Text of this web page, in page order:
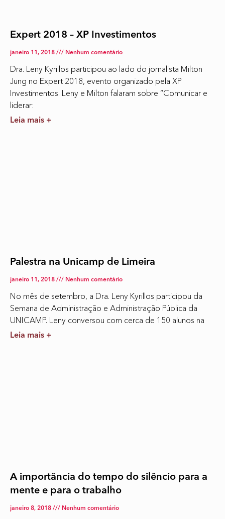
Expert 2018 – XP Investimentos
janeiro 11, 2018 Nenhum comentário
Dra. Leny Kyrillos participou ao lado do jornalista Milton
Jung no Expert 2018, evento organizado pela XP
Investimentos. Leny e Milton falaram sobre “Comunicar e
liderar:
Leia mais +
Palestra na Unicamp de Limeira
janeiro 11, 2018 Nenhum comentário
No mês de setembro, a Dra. Leny Kyrillos participou da
Semana de Administração e Administração Pública da
UNICAMP. Leny conversou com cerca de 150 alunos na
Leia mais +
A importância do tempo do silêncio para a
mente e para o trabalho
janeiro 8, 2018 Nenhum comentário